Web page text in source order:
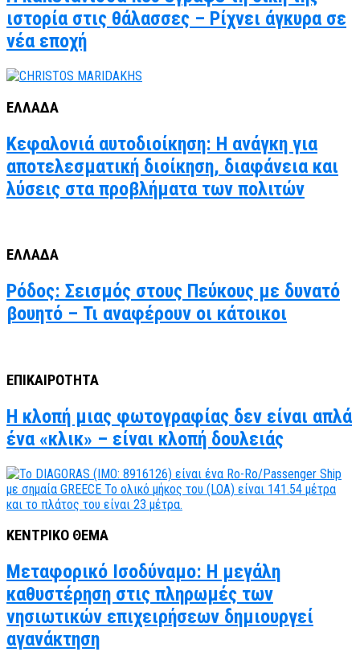
ιστορία στις θάλασσες – Ρίχνει άγκυρα σε
νέα εποχή
ΕΛΛΑΔΑ
Κεφαλονιά αυτοδιοίκηση: Η ανάγκη για
αποτελεσματική διοίκηση, διαφάνεια και
λύσεις στα προβλήματα των πολιτών
ΕΛΛΑΔΑ
Ρόδος: Σεισμός στους Πεύκους με δυνατό
βουητό – Τι αναφέρουν οι κάτοικοι
ΕΠΙΚΑΙΡΟΤΗΤΑ
Η κλοπή μιας φωτογραφίας δεν είναι απλά
ένα «κλικ» – είναι κλοπή δουλειάς
ΚΕΝΤΡΙΚΟ ΘΕΜΑ
Μεταφορικό Ισοδύναμο: Η μεγάλη
καθυστέρηση στις πληρωμές των
νησιωτικών επιχειρήσεων δημιουργεί
αγανάκτηση